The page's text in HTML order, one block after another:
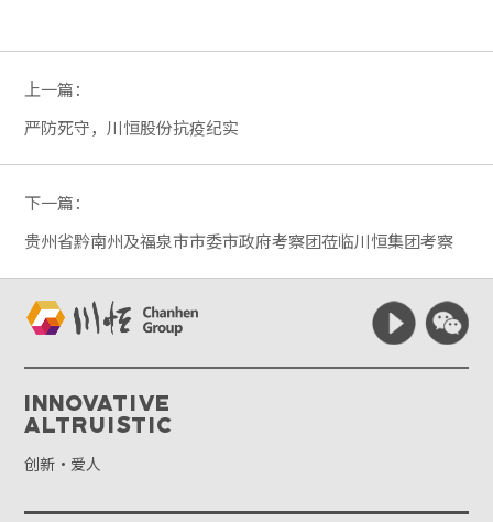
上一篇：
严防死守，川恒股份抗疫纪实
下一篇：
贵州省黔南州及福泉市市委市政府考察团莅临川恒集团考察
Innovative
Altruistic
创新·爱人